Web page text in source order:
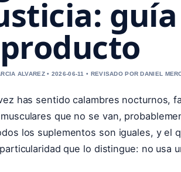
ALVAREZ • 2026-06-11 • REVISADO POR DANIEL
has sentido calambres nocturnos,
que no se van,
los suplementos son iguales, y el
que lo distingue: no usa